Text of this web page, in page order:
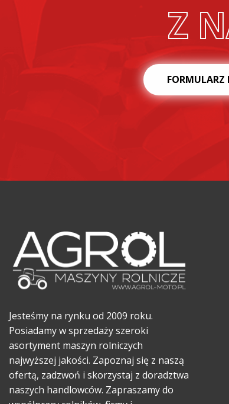
Z
Jesteśmy na rynku od 2009 roku.
Posiadamy w sprzedaży szeroki
asortyment maszyn rolniczych
najwyższej jakości. Zapoznaj się z naszą
ofertą, zadzwoń i skorzystaj z doradztwa
naszych handlowców. Zapraszamy do